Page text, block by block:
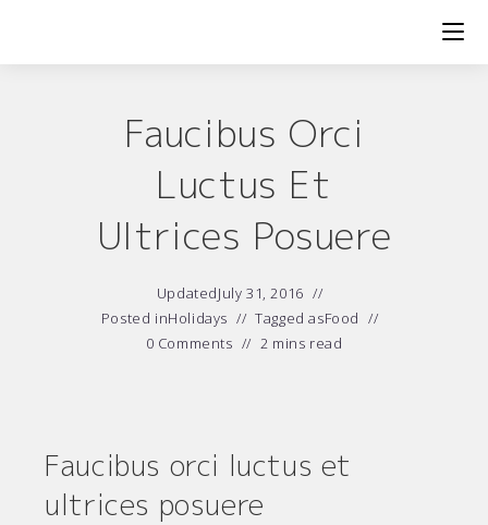
content
Faucibus Orci
Luctus Et
Ultrices Posuere
UpdatedJuly 31, 2016
Posted inHolidays Tagged asFood
0 Comments
2 mins read
Faucibus orci luctus et
ultrices posuere